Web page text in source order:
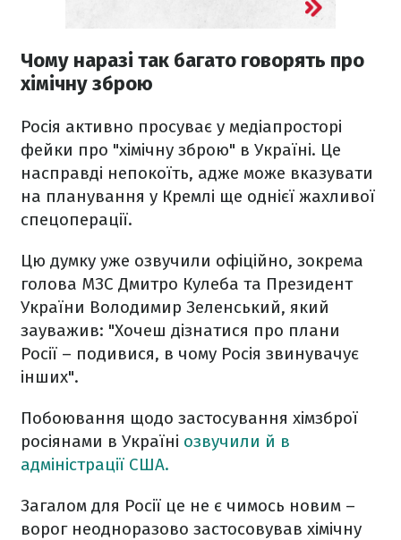
Чому наразі так багато говорять про
хімічну зброю
Росія активно просуває у медіапросторі
фейки про "хімічну зброю" в Україні. Це
насправді непокоїть, адже може вказувати
на планування у Кремлі ще однієї жахливої
спецоперації.
Цю думку уже озвучили офіційно, зокрема
голова МЗС Дмитро Кулеба та Президент
України Володимир Зеленський, який
зауважив: "Хочеш дізнатися про плани
Росії – подивися, в чому Росія звинувачує
інших".
Побоювання щодо застосування хімзброї
росіянами в Україні озвучили й в
адміністрації США.
Загалом для Росії це не є чимось новим –
ворог неодноразово застосовував хімічну